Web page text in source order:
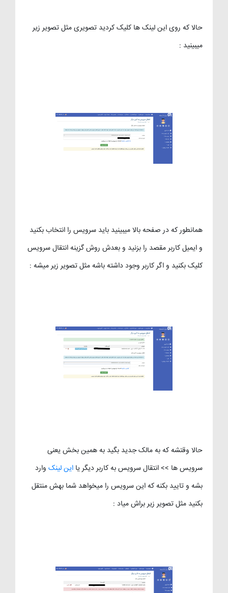
حالا که روی این لینک ها کلیک کردید تصویری مثل تصویر زیر
میبینید :
همانطور که در صفحه بالا میبینید باید سرویس را انتخاب بکنید
و ایمیل کاربر مقصد را بزنید و بعدش روش گزینه انتقال سرویس
کلیک بکنید و اگر کاربر وجود داشته باشه مثل تصویر زیر میشه :
حالا وقتشه که به مالک جدید بگید به همین بخش یعنی
سرویس ها >> انتقال سرویس به کاربر دیگر یا این لینک وارد
بشه و تایید بکنه که این سرویس را میخواهد شما بهش منتقل
بکنید مثل تصویر زیر براش میاد :